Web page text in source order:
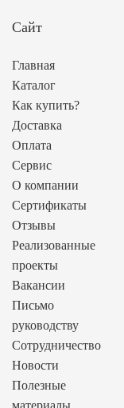
Сайт
Главная
Каталог
Как купить?
Доставка
Оплата
Сервис
О компании
Сертификаты
Отзывы
Реализованные
проекты
Вакансии
Письмо
руководству
Сотрудничество
Новости
Полезные
материалы